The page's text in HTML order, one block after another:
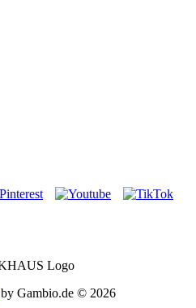
by Gambio.de © 2026